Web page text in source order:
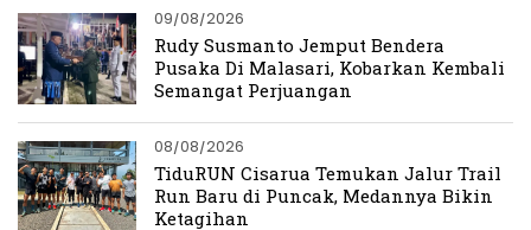
09/08/2026
Rudy Susmanto Jemput Bendera
Pusaka Di Malasari, Kobarkan Kembali
Semangat Perjuangan
08/08/2026
TiduRUN Cisarua Temukan Jalur Trail
Run Baru di Puncak, Medannya Bikin
Ketagihan